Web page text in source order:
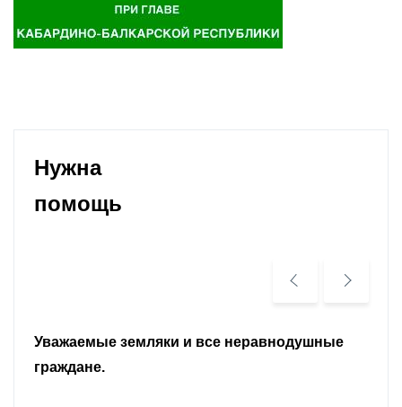
Нужна
помощь
Уважаемые земляки и все неравнодушные
граждане.